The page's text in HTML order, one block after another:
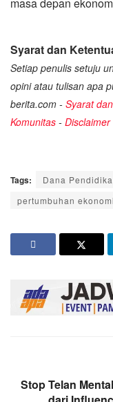
masa depan
Syarat dan
Setiap penulis setuju
opini atau tulisan apa
berita.com - Syarat
Komunitas - Disclaimer
Tags: Dana
pertumbuhan ekonomi
Stop Telan